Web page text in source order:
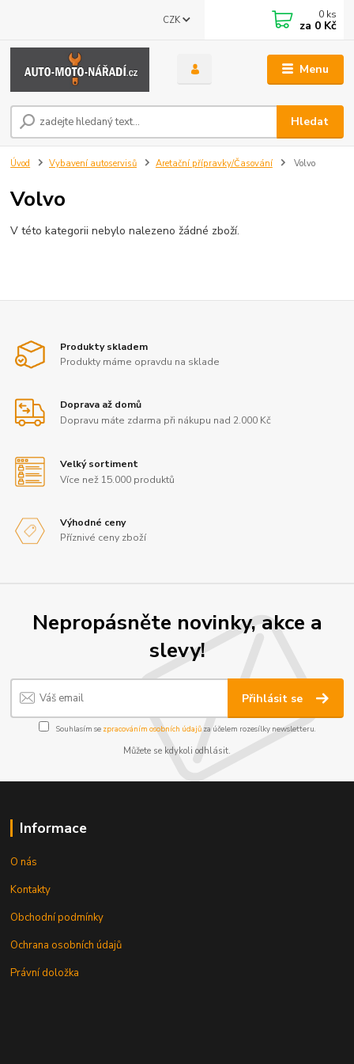
Menu
CZK
Hledat
0 ks
za 0 Kč
Úvod Vybavení autoservisů Aretační přípravky/Časování Volvo
Volvo
V této kategorii nebylo nalezeno žádné zboží.
Produkty skladem
Produkty máme opravdu na sklade
Doprava až domů
Dopravu máte zdarma při nákupu nad 2.000 Kč
Velký sortiment
Více než 15.000 produktů
Výhodné ceny
Příznivé ceny zboží
Nepropásněte novinky, akce a
slevy!
Přihlásit se
Souhlasím se zpracováním osobních údajůza účelem rozesílky newsletteru.
Můžete se kdykoli odhlásit.
Informace
O nás
Kontakty
Obchodní podmínky
Ochrana osobních údajů
Právní doložka